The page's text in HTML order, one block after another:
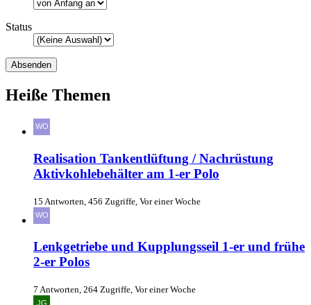
Status
Heiße Themen
Realisation Tankentlüftung / Nachrüstung
Aktivkohlebehälter am 1-er Polo
15 Antworten, 456 Zugriffe, Vor einer Woche
Lenkgetriebe und Kupplungsseil 1-er und frühe
2-er Polos
7 Antworten, 264 Zugriffe, Vor einer Woche